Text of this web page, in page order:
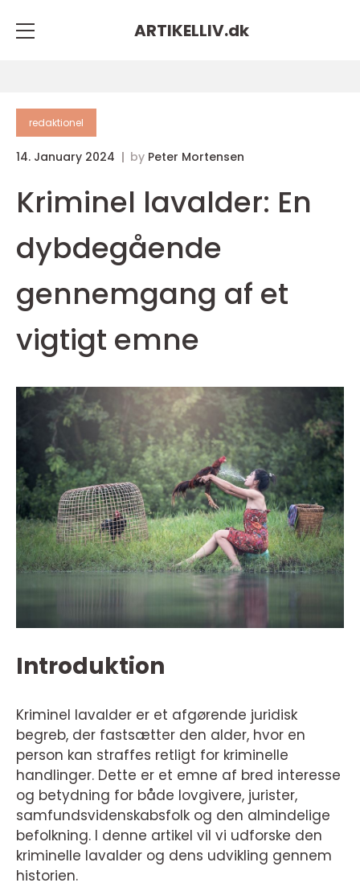
ARTIKELLIV.dk
redaktionel
14. January 2024 by Peter Mortensen
Kriminel lavalder: En
dybdegående
gennemgang af et
vigtigt emne
Introduktion
Kriminel lavalder er et afgørende juridisk
begreb, der fastsætter den alder, hvor en
person kan straffes retligt for kriminelle
handlinger. Dette er et emne af bred interesse
og betydning for både lovgivere, jurister,
samfundsvidenskabsfolk og den almindelige
befolkning. I denne artikel vil vi udforske den
kriminelle lavalder og dens udvikling gennem
historien.